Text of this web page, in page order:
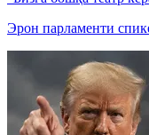
Эрон парламенти